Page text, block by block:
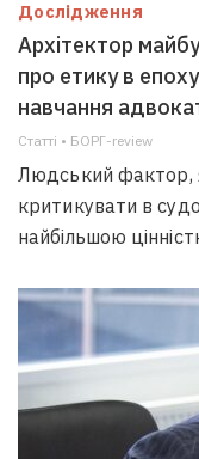
Дослідження
Архітектор
про етику в
навчання
Статті • БОРГ-review
Людський фактор,
критикувати в
найбільшою